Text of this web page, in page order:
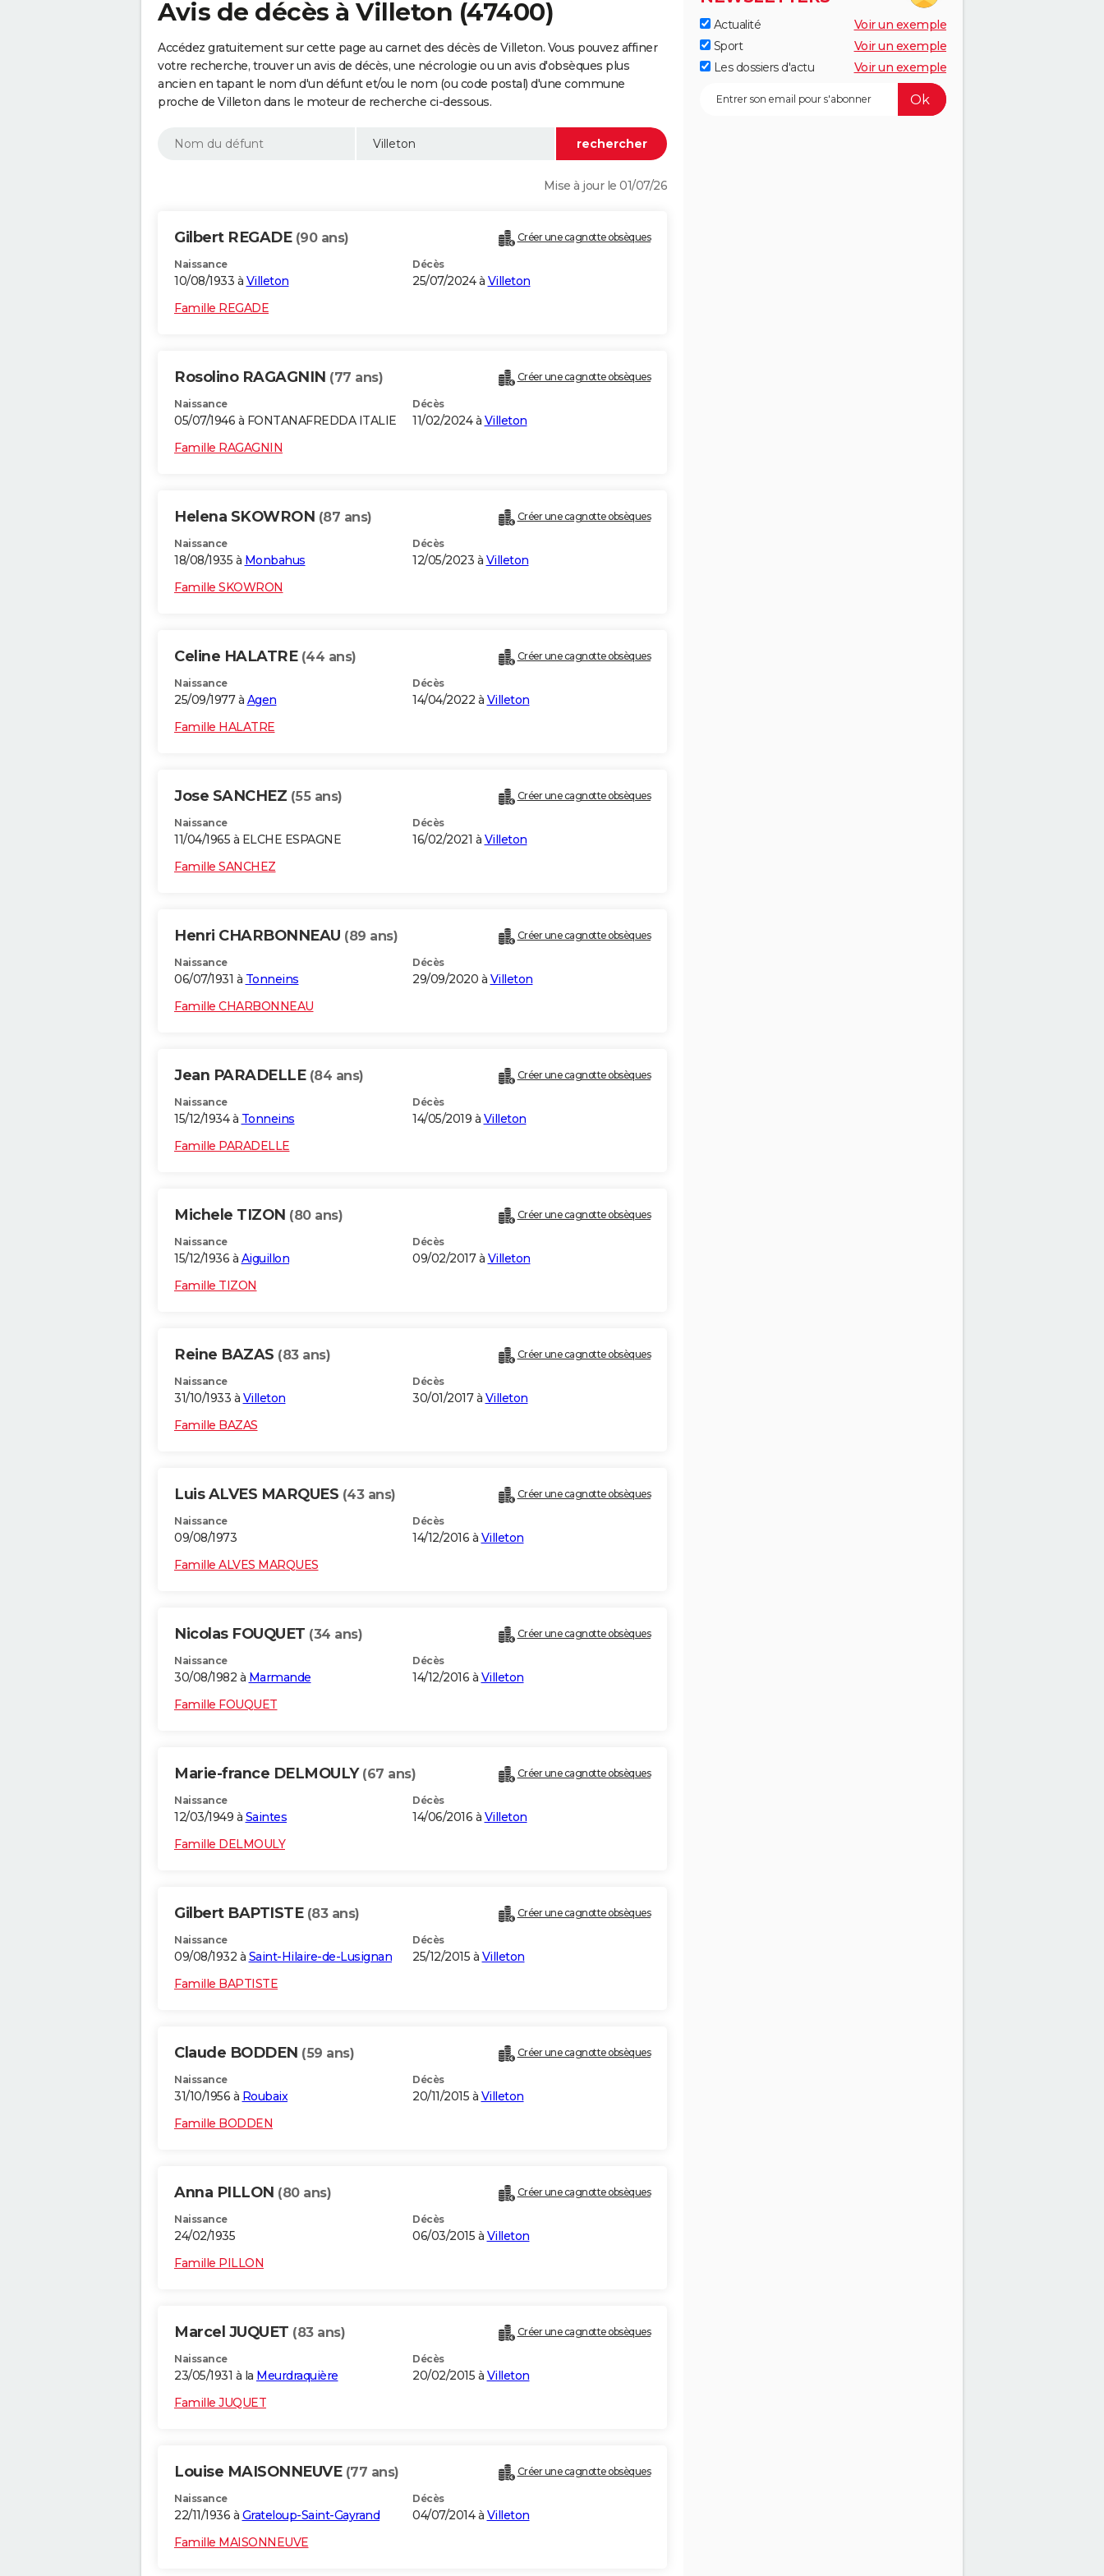
Avis de décès à Villeton (47400)
Accédez gratuitement sur cette page au carnet des décès de Villeton. Vous pouvez affiner
votre recherche, trouver un avis de décès, une nécrologie ou un avis d'obsèques plus
ancien en tapant le nom d'un défunt et/ou le nom (ou code postal) d'une commune
proche de Villeton dans le moteur de recherche ci-dessous.
Mise à jour le 01/07/26
Gilbert REGADE (90 ans) Créer une cagnotte obsèques
Naissance
10/08/1933 à Villeton
Décès
25/07/2024 à Villeton
Famille REGADE
Rosolino RAGAGNIN (77 ans) Créer une cagnotte obsèques
Naissance
05/07/1946 à FONTANAFREDDA ITALIE
Décès
11/02/2024 à Villeton
Famille RAGAGNIN
Helena SKOWRON (87 ans) Créer une cagnotte obsèques
Naissance
18/08/1935 à Monbahus
Décès
12/05/2023 à Villeton
Famille SKOWRON
Celine HALATRE (44 ans) Créer une cagnotte obsèques
Naissance
25/09/1977 à Agen
Décès
14/04/2022 à Villeton
Famille HALATRE
Jose SANCHEZ (55 ans) Créer une cagnotte obsèques
Naissance
11/04/1965 à ELCHE ESPAGNE
Décès
16/02/2021 à Villeton
Famille SANCHEZ
Henri CHARBONNEAU (89 ans) Créer une cagnotte obsèques
Naissance
06/07/1931 à Tonneins
Décès
29/09/2020 à Villeton
Famille CHARBONNEAU
Jean PARADELLE (84 ans) Créer une cagnotte obsèques
Naissance
15/12/1934 à Tonneins
Décès
14/05/2019 à Villeton
Famille PARADELLE
Michele TIZON (80 ans) Créer une cagnotte obsèques
Naissance
15/12/1936 à Aiguillon
Décès
09/02/2017 à Villeton
Famille TIZON
Reine BAZAS (83 ans) Créer une cagnotte obsèques
Naissance
31/10/1933 à Villeton
Décès
30/01/2017 à Villeton
Famille BAZAS
Luis ALVES MARQUES (43 ans) Créer une cagnotte obsèques
Naissance
09/08/1973
Décès
14/12/2016 à Villeton
Famille ALVES MARQUES
Nicolas FOUQUET (34 ans) Créer une cagnotte obsèques
Naissance
30/08/1982 à Marmande
Décès
14/12/2016 à Villeton
Famille FOUQUET
Marie-france DELMOULY (67 ans) Créer une cagnotte obsèques
Naissance
12/03/1949 à Saintes
Décès
14/06/2016 à Villeton
Famille DELMOULY
Gilbert BAPTISTE (83 ans) Créer une cagnotte obsèques
Naissance
09/08/1932 à Saint-Hilaire-de-Lusignan
Décès
25/12/2015 à Villeton
Famille BAPTISTE
Claude BODDEN (59 ans) Créer une cagnotte obsèques
Naissance
31/10/1956 à Roubaix
Décès
20/11/2015 à Villeton
Famille BODDEN
Anna PILLON (80 ans) Créer une cagnotte obsèques
Naissance
24/02/1935
Décès
06/03/2015 à Villeton
Famille PILLON
Marcel JUQUET (83 ans) Créer une cagnotte obsèques
Naissance
23/05/1931 à la Meurdraquière
Décès
20/02/2015 à Villeton
Famille JUQUET
Louise MAISONNEUVE (77 ans) Créer une cagnotte obsèques
Naissance
22/11/1936 à Grateloup-Saint-Gayrand
Décès
04/07/2014 à Villeton
Famille MAISONNEUVE
Actualité
Voir un exemple
Sport
Voir un exemple
Les dossiers d'actu
Voir un exemple